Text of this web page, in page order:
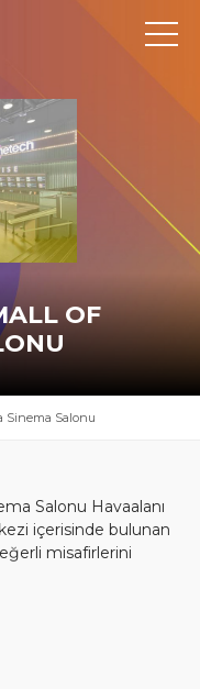
OF
Sinema Salonu
Salonu Havaalanı
içerisinde bulunan
misafirlerini